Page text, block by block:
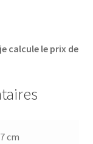
calcule le prix de
cm